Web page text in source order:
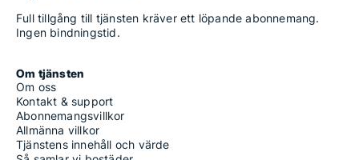
Full tillgång till tjänsten kräver ett löpande abonnemang.
Ingen bindningstid.
Om tjänsten
Om oss
Kontakt & support
Abonnemangsvillkor
Allmänna villkor
Tjänstens innehåll och värde